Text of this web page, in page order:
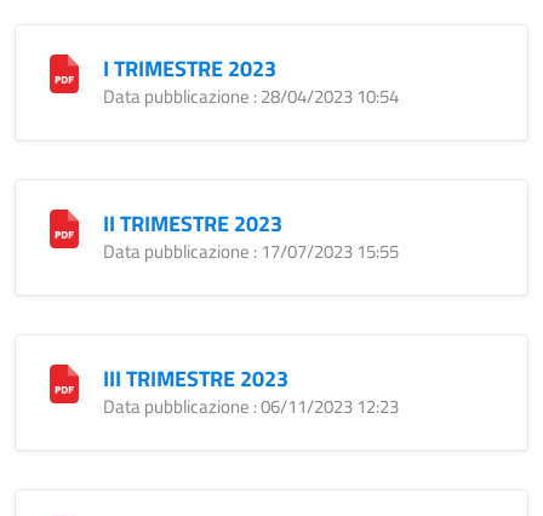
I TRIMESTRE 2023
Data pubblicazione : 28/04/2023 10:54
II TRIMESTRE 2023
Data pubblicazione : 17/07/2023 15:55
III TRIMESTRE 2023
Data pubblicazione : 06/11/2023 12:23